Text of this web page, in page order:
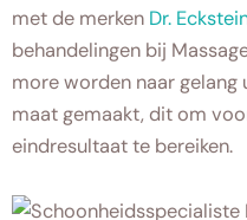
met de merken Dr.
behandelingen bij
more worden naar
maat gemaakt, dit om
eindresultaat te bereiken.